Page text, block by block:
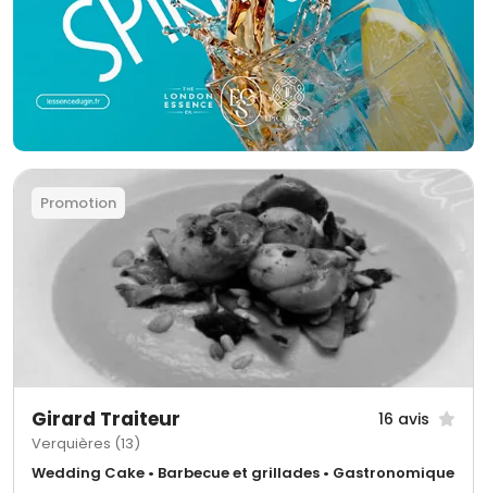
Promotion
Girard Traiteur 16 avis
Verquières (13)
Wedding Cake • Barbecue et grillades • Gastronomique